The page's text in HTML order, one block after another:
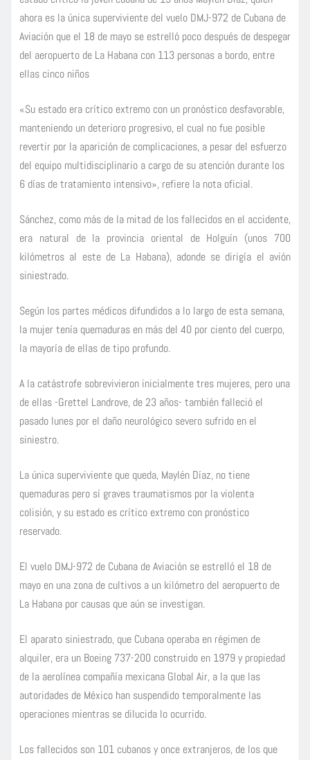
ahora es la única superviviente del vuelo DMJ-972 de Cubana de
Aviación que el 18 de mayo se estrelló poco después de despegar
del aeropuerto de La Habana con 113 personas a bordo, entre
ellas cinco niños
«Su estado era crítico extremo con un pronóstico desfavorable,
manteniendo un deterioro progresivo, el cual no fue posible
revertir por la aparición de complicaciones, a pesar del esfuerzo
del equipo multidisciplinario a cargo de su atención durante los
6 días de tratamiento intensivo», refiere la nota oficial.
Sánchez, como más de la mitad de los fallecidos en el accidente,
era natural de la provincia oriental de Holguín (unos 700
kilómetros al este de La Habana), adonde se dirigía el avión
siniestrado.
Según los partes médicos difundidos a lo largo de esta semana,
la mujer tenía quemaduras en más del 40 por ciento del cuerpo,
la mayoría de ellas de tipo profundo.
A la catástrofe sobrevivieron inicialmente tres mujeres, pero una
de ellas -Grettel Landrove, de 23 años- también falleció el
pasado lunes por el daño neurológico severo sufrido en el
siniestro.
La única superviviente que queda, Maylén Díaz, no tiene
quemaduras pero sí graves traumatismos por la violenta
colisión, y su estado es crítico extremo con pronóstico
reservado.
El vuelo DMJ-972 de Cubana de Aviación se estrelló el 18 de
mayo en una zona de cultivos a un kilómetro del aeropuerto de
La Habana por causas que aún se investigan.
El aparato siniestrado, que Cubana operaba en régimen de
alquiler, era un Boeing 737-200 construido en 1979 y propiedad
de la aerolínea compañía mexicana Global Air, a la que las
autoridades de México han suspendido temporalmente las
operaciones mientras se dilucida lo ocurrido.
Los fallecidos son 101 cubanos y once extranjeros, de los que